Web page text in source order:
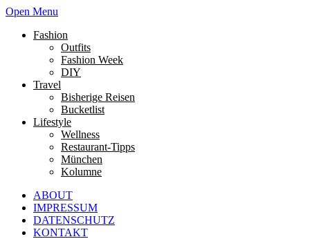
Open Menu
Fashion
Outfits
Fashion Week
DIY
Travel
Bisherige Reisen
Bucketlist
Lifestyle
Wellness
Restaurant-Tipps
München
Kolumne
ABOUT
IMPRESSUM
DATENSCHUTZ
KONTAKT